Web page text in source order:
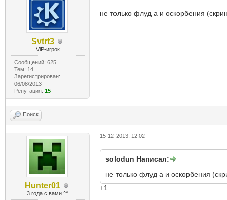
Svtrt3
ViP-игрок
Сообщений: 625
Тем: 14
Зарегистрирован:
06/08/2013
Репутация: 15
не только флуд а и оскорбения
Поиск
Hunter01
3 года с вами ^^
15-12-2013, 12:02
solodun Написал:
не только флуд а и оскорбения
+1